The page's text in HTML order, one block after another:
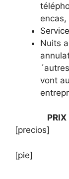
encas,
Nuits
vont
PRIX
[precios]
[pie]